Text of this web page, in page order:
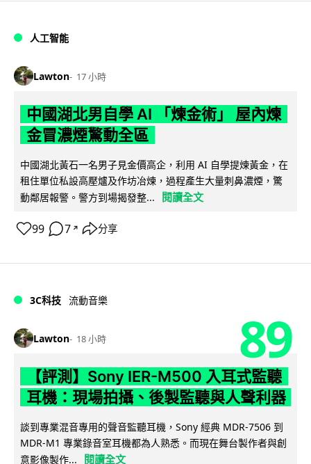
人工智能
Lawton 17 小時
中國湖北男自學 AI 「煉金術」 屋內煉
金冒濃煙驚動全區
中國湖北黃石一名男子見金價高企，利用 AI 自學提煉黃金，在
租住單位私設高壓爐及作坊冶煉，過程產生大量刺鼻濃煙，驚
動鄰居報警。警方到場揭發整...
閱讀全文
99 7 ↗ 分享
3C科技 流動音樂
Lawton 18 小時 89
【評測】Sony IER-M500 入耳式監聽
耳機：現場拍攝、後製監聽與人聲利器
談到專業混音專用的聲音監聽耳機，Sony 經典 MDR-7506 到
MDR-M1 專業錄音室耳機都為人熟悉。而現在舞台製作者與創
意影像製作...
閱讀全文